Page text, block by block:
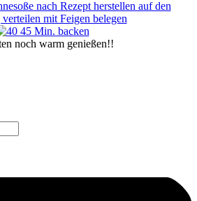
noch warm genießen!!